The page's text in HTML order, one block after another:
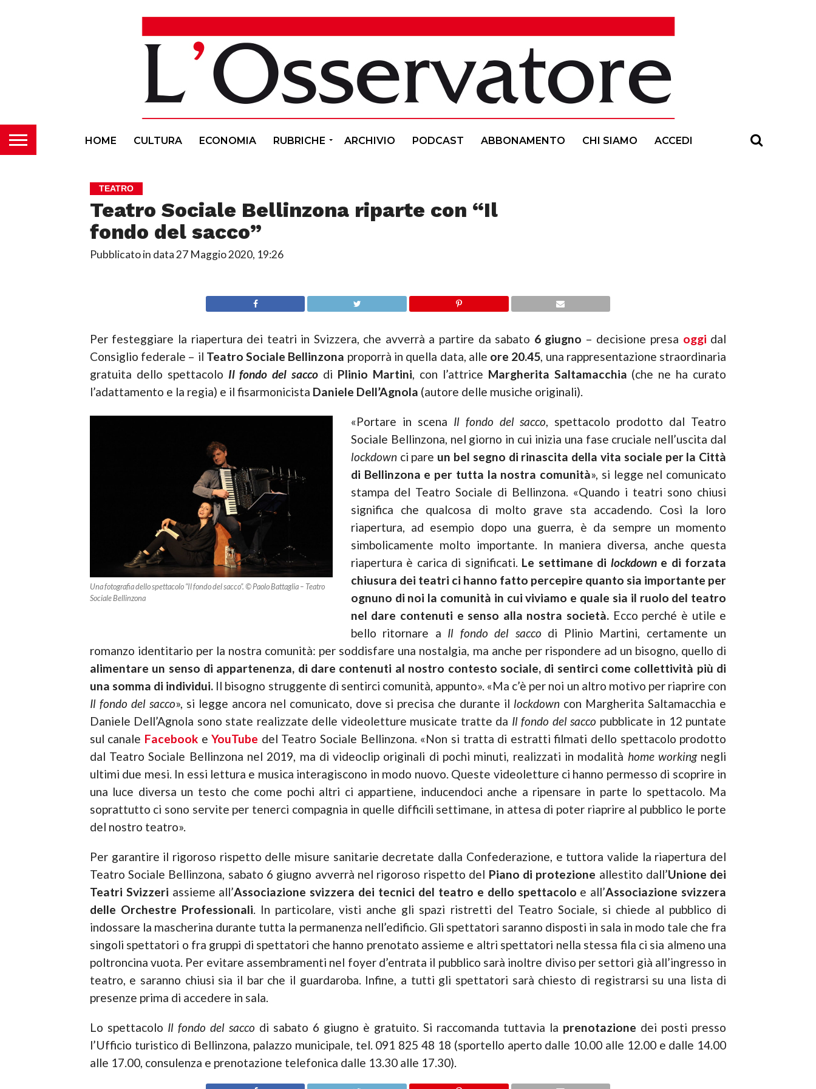
HOME CULTURA ECONOMIA RUBRICHE ARCHIVIO PODCAST ABBONAMENTO CHI SIAMO ACCEDI
TEATRO
Teatro Sociale Bellinzona riparte con “Il
fondo del sacco”
Pubblicato in data27 Maggio 2020, 19:26
Per festeggiare la riapertura dei teatri in Svizzera, che avverrà a partire da sabato 6 giugno – decisione presa oggi dal
Consiglio federale – il Teatro Sociale Bellinzona proporrà in quella data, alle ore 20.45, una rappresentazione straordinaria
gratuita dello spettacolo Il fondo del sacco di Plinio Martini, con l’attrice Margherita Saltamacchia (che ne ha curato
l’adattamento e la regia) e il fisarmonicista Daniele Dell’Agnola (autore delle musiche originali).
Una fotografia dello spettacolo “Il fondo del sacco”. © Paolo Battaglia – Teatro
Sociale Bellinzona
«Portare in scena Il fondo del sacco, spettacolo prodotto dal Teatro
Sociale Bellinzona, nel giorno in cui inizia una fase cruciale nell’uscita dal
lockdownci pare un bel segno di rinascita della vita sociale per la Città
di Bellinzona e per tutta la nostra comunità», si legge nel comunicato
stampa del Teatro Sociale di Bellinzona. «Quando i teatri sono chiusi
significa che qualcosa di molto grave sta accadendo. Così la loro
riapertura, ad esempio dopo una guerra, è da sempre un momento
simbolicamente molto importante. In maniera diversa, anche questa
riapertura è carica di significati. Le settimane di lockdowne di forzata
chiusura dei teatri ci hanno fatto percepire quanto sia importante per
ognuno di noi la comunità in cui viviamo e quale sia il ruolo del teatro
nel dare contenuti e senso alla nostra società. Ecco perché è utile e
bello ritornare a Il fondo del sacco di Plinio Martini, certamente un
romanzo identitario per la nostra comunità: per soddisfare una nostalgia, ma anche per rispondere ad un bisogno, quello di
alimentare un senso di appartenenza, di dare contenuti al nostro contesto sociale, di sentirci come collettività più di
una somma di individui. Il bisogno struggente di sentirci comunità, appunto». «Ma c’è per noi un altro motivo per riaprire con
Il fondo del sacco», si legge ancora nel comunicato, dove si precisa che durante il lockdown con Margherita Saltamacchia e
Daniele Dell’Agnola sono state realizzate delle videoletture musicate tratte da Il fondo del sacco pubblicate in 12 puntate
sul canale Facebook eYouTube del Teatro Sociale Bellinzona. «Non si tratta di estratti filmati dello spettacolo prodotto
dal Teatro Sociale Bellinzona nel 2019, ma di videoclip originali di pochi minuti, realizzati in modalità home workingnegli
ultimi due mesi. In essi lettura e musica interagiscono in modo nuovo. Queste videoletture ci hanno permesso di scoprire in
una luce diversa un testo che come pochi altri ci appartiene, inducendoci anche a ripensare in parte lo spettacolo. Ma
soprattutto ci sono servite per tenerci compagnia in quelle difficili settimane, in attesa di poter riaprire al pubblico le porte
del nostro teatro».
Per garantire il rigoroso rispetto delle misure sanitarie decretate dalla Confederazione, e tuttora valide la riapertura del
Teatro Sociale Bellinzona, sabato 6 giugno avverrà nel rigoroso rispetto del Piano di protezione allestito dall’Unione dei
Teatri Svizzeri assieme all’Associazione svizzera dei tecnici del teatro e dello spettacolo e all’Associazione svizzera
delle Orchestre Professionali. In particolare, visti anche gli spazi ristretti del Teatro Sociale, si chiede al pubblico di
indossare la mascherina durante tutta la permanenza nell’edificio. Gli spettatori saranno disposti in sala in modo tale che fra
singoli spettatori o fra gruppi di spettatori che hanno prenotato assieme e altri spettatori nella stessa fila ci sia almeno una
poltroncina vuota. Per evitare assembramenti nel foyer d’entrata il pubblico sarà inoltre diviso per settori già all’ingresso in
teatro, e saranno chiusi sia il bar che il guardaroba. Infine, a tutti gli spettatori sarà chiesto di registrarsi su una lista di
presenze prima di accedere in sala.
Lo spettacolo Il fondo del sacco di sabato 6 giugno è gratuito. Si raccomanda tuttavia la prenotazione dei posti presso
l’Ufficio turistico di Bellinzona, palazzo municipale, tel. 091 825 48 18 (sportello aperto dalle 10.00 alle 12.00 e dalle 14.00
alle 17.00, consulenza e prenotazione telefonica dalle 13.30 alle 17.30).